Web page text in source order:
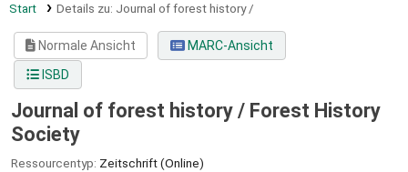
Start Details zu: Journal of forest history /
Normale Ansicht
MARC-Ansicht
ISBD
Journal of forest history / Forest History
Society
Ressourcentyp: Zeitschrift (Online)